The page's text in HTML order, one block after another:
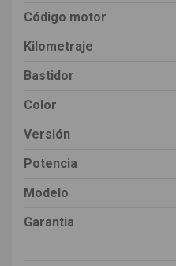
Código motor
Kilometraje
Bastidor
Color
Versión
Potencia
Modelo
Garantia